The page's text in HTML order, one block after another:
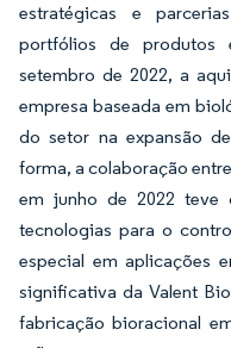
estratégicas e
portfólios de produtos
setembro de 2022, a
empresa baseada em
do setor na expansão
forma, a colaboração
em junho de 2022 teve
tecnologias para o
especial em aplicações
significativa da Valent
fabricação bioracional